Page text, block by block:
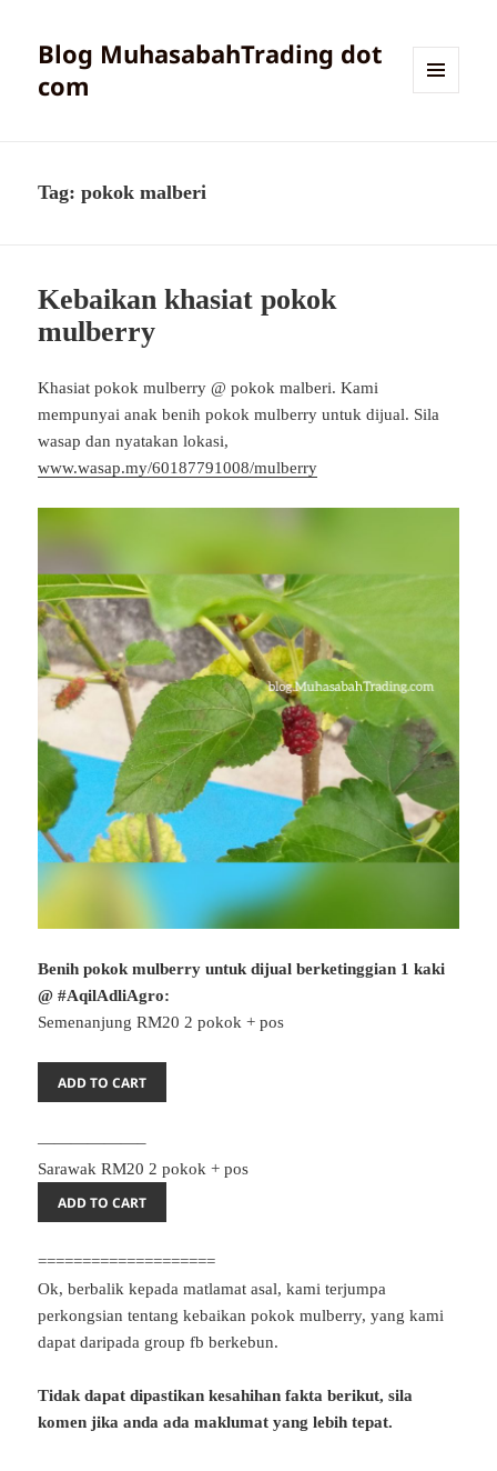
Blog MuhasabahTrading dot
com
Tag:pokok malberi
Kebaikan khasiat pokok
mulberry
Khasiat pokok mulberry @ pokok malberi. Kami
mempunyai anak benih pokok mulberry untuk dijual. Sila
wasap dan nyatakan lokasi,
www.wasap.my/60187791008/mulberry
​Benih pokok mulberry untuk dijual berketinggian 1 kaki
@ #AqilAdliAgro:
Semenanjung RM20 2 pokok + pos
——————–
Sarawak RM20 2 pokok + pos
====================
Ok, berbalik kepada matlamat asal, kami terjumpa
perkongsian tentang kebaikan pokok mulberry, yang kami
dapat daripada group fb berkebun.
Tidak dapat dipastikan kesahihan fakta berikut, sila
komen jika anda ada maklumat yang lebih tepat.